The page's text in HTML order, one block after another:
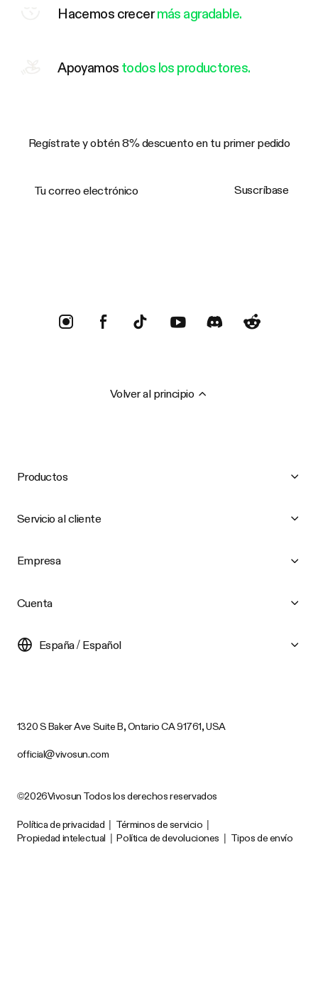
Hacemos crecermás agradable.
Apoyamos todos los productores.
Regístrate y obtén 8% descuento en tu primer pedido
Suscríbase
Volver al principio
Productos
Servicio al cliente
Empresa
Cuenta
España / Español
1320 S Baker Ave Suite B, Ontario CA 91761, USA
official@vivosun.com
©2026Vivosun Todos los derechos reservados
Política de privacidad Términos de servicio
Propiedad intelectual
Política de devoluciones Tipos de envío